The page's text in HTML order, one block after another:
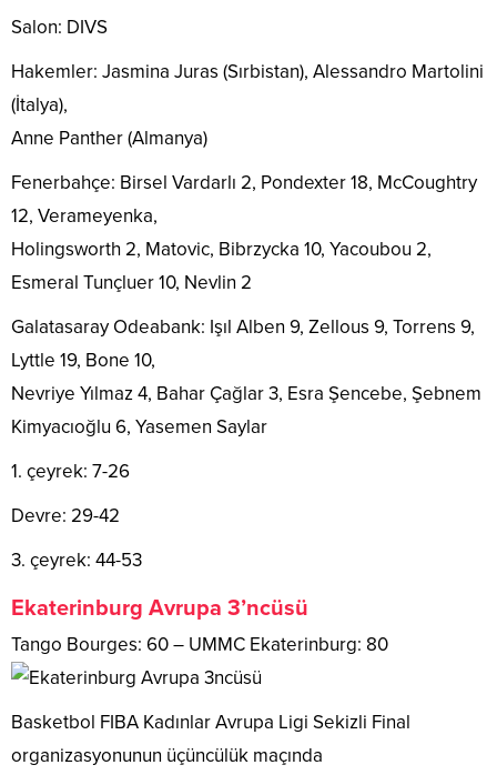
Salon: DIVS
Hakemler: Jasmina Juras (Sırbistan), Alessandro Martolini
(İtalya),
Anne Panther (Almanya)
Fenerbahçe: Birsel Vardarlı 2, Pondexter 18, McCoughtry
12, Verameyenka,
Holingsworth 2, Matovic, Bibrzycka 10, Yacoubou 2,
Esmeral Tunçluer 10, Nevlin 2
Galatasaray Odeabank: Işıl Alben 9, Zellous 9, Torrens 9,
Lyttle 19, Bone 10,
Nevriye Yılmaz 4, Bahar Çağlar 3, Esra Şencebe, Şebnem
Kimyacıoğlu 6, Yasemen Saylar
1. çeyrek: 7-26
Devre: 29-42
3. çeyrek: 44-53
Ekaterinburg Avrupa 3’ncüsü
Tango Bourges: 60 – UMMC Ekaterinburg: 80
Basketbol FIBA Kadınlar Avrupa Ligi Sekizli Final
organizasyonunun üçüncülük maçında